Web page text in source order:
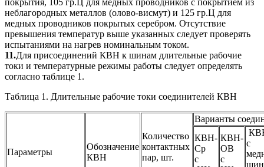
неблагородных металлов (олово-висмут) и 125 гр.Ц для
медных проводников покрытых серебром. Отсутствие
превышения температур выше указанных следует проверять
испытаниями на нагрев номинальным током.
11.Для присоединений КВН к шинам длительные рабочие
токи и температурные режимы работы следует определять
согласно таблице 1.
Таблица 1. Длительные рабочие токи соединителей КВН
Параметры
Обозначение
КВН
Количество
контактных
пар, шт.
Варианты
КВН-
Ср
с
КВН-
ОВ
с
с